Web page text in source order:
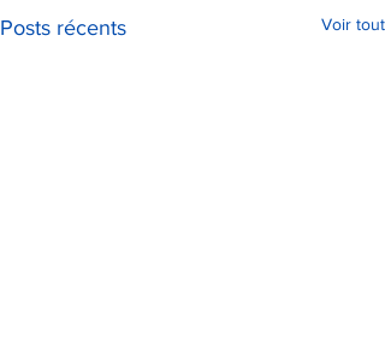
Posts récents Voir tout